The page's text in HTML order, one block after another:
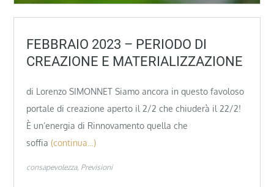
FEBBRAIO 2023 – PERIODO DI
CREAZIONE E MATERIALIZZAZIONE
di Lorenzo SIMONNET Siamo ancora in questo favoloso
portale di creazione aperto il 2/2 che chiuderà il 22/2!
È un’energia di Rinnovamento quella che
soffia (continua…)
consapevolezza Previsioni